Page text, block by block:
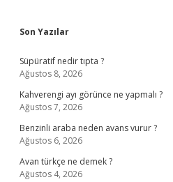
Sidebar
Son Yazılar
Süpüratif nedir tıpta ?
Ağustos 8, 2026
Kahverengi ayı görünce ne yapmalı ?
Ağustos 7, 2026
Benzinli araba neden avans vurur ?
Ağustos 6, 2026
Avan türkçe ne demek ?
Ağustos 4, 2026